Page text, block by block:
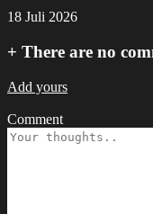
18 Juli 2026
+ There are no
Add yours
Comment